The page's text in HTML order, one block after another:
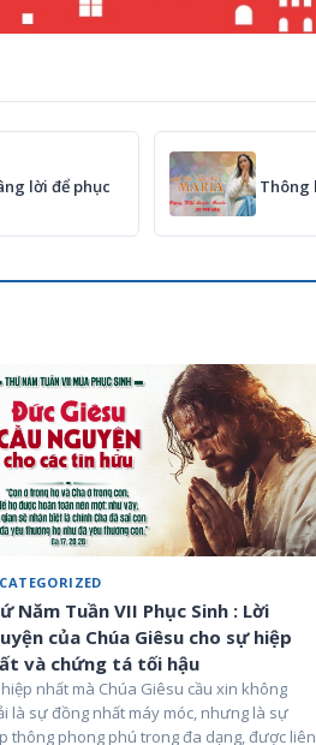
lời để phục
Thông
Năm Tuần VII Phục Sinh : Lời
của Chúa Giêsu cho sự hiệp
và chứng tá tối hậu
nhất mà Chúa Giêsu cầu xin không
là sự đồng nhất máy móc, nhưng là sự
thông phong phú trong đa dạng, được liên